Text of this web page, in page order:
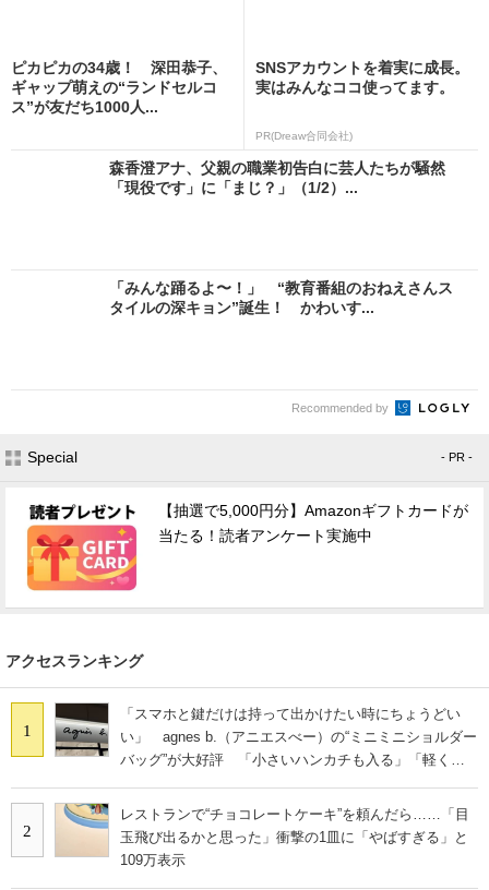
ピカピカの34歳！ 深田恭子、
ギャップ萌えの“ランドセルコ
ス”が友だち1000人...
SNSアカウントを着実に成長。
実はみんなココ使ってます。
PR(Dreaw合同会社)
森香澄アナ、父親の職業初告白に芸人たちが騒然
「現役です」に「まじ？」（1/2）...
「みんな踊るよ〜！」 “教育番組のおねえさんス
タイルの深キョン”誕生！ かわいす...
Recommended by
Special - PR -
【抽選で5,000円分】Amazonギフトカードが
当たる！読者アンケート実施中
アクセスランキング
1
「スマホと鍵だけは持って出かけたい時にちょうどい
い」 agnes b.（アニエスべー）の“ミニミニショルダー
バッグ”が大好評 「小さいハンカチも入る」「軽くて
2
レストランで“チョコレートケーキ”を頼んだら……「目
玉飛び出るかと思った」衝撃の1皿に「やばすぎる」と
109万表示